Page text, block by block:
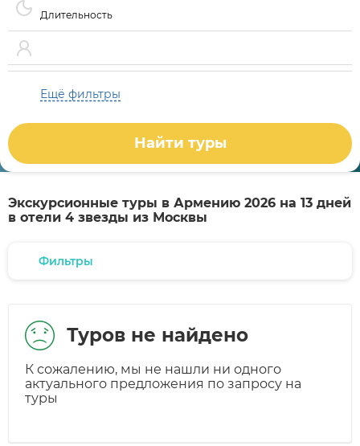
Длительность
Ещё фильтры
Найти туры
Экскурсионные туры в Армению 2026 на 13 дней
в отели 4 звезды из Москвы
Фильтры
Туров не найдено
К сожалению, мы не нашли ни одного
актуального предложения по запросу на
туры